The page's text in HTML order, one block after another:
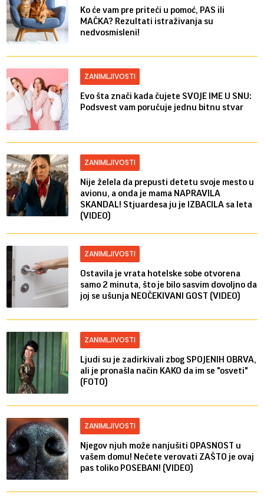
Ko će vam pre priteći u pomoć, PAS ili
MAČKA? Rezultati istraživanja su
nedvosmisleni!
ZANIMLJIVOSTI
Evo šta znači kada čujete SVOJE IME U SNU:
Podsvest vam poručuje jednu bitnu stvar
ZANIMLJIVOSTI
Nije želela da prepusti detetu svoje mesto u
avionu, a onda je mama NAPRAVILA
SKANDAL! Stjuardesa ju je IZBACILA sa leta
(VIDEO)
ZANIMLJIVOSTI
Ostavila je vrata hotelske sobe otvorena
samo 2 minuta, što je bilo sasvim dovoljno da
joj se ušunja NEOČEKIVANI GOST (VIDEO)
ZANIMLJIVOSTI
Ljudi su je zadirkivali zbog SPOJENIH OBRVA,
ali je pronašla način KAKO da im se "osveti"
(FOTO)
ZANIMLJIVOSTI
Njegov njuh može nanjušiti OPASNOST u
vašem domu! Nećete verovati ZAŠTO je ovaj
pas toliko POSEBAN! (VIDEO)